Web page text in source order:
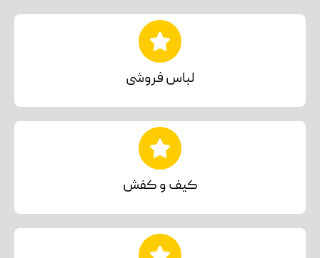
لباس فروشی
کیف و کفش